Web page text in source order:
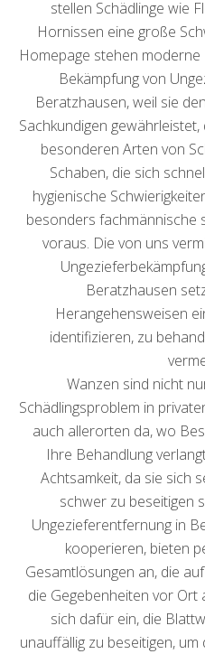
stellen Schädlinge wie
Hornissen eine große
Homepage stehen
Bekämpfung von
Beratzhausen, weil sie
Sachkundigen
besonderen Arten von
Schaben, die sich
hygienische
besonders fachmännische
voraus. Die von uns
Beratzhausen
Herangehensweisen
identifizieren, zu
Wanzen sind nicht
Schädlingsproblem in
auch allerorten da, wo
Ihre Behandlung
Achtsamkeit, da sie sich
schwer zu beseitigen
Ungezieferentfernung in
kooperieren, bieten
Gesamtlösungen an, die
die Gegebenheiten vor Ort
sich dafür ein, die
unauffällig zu beseitigen,